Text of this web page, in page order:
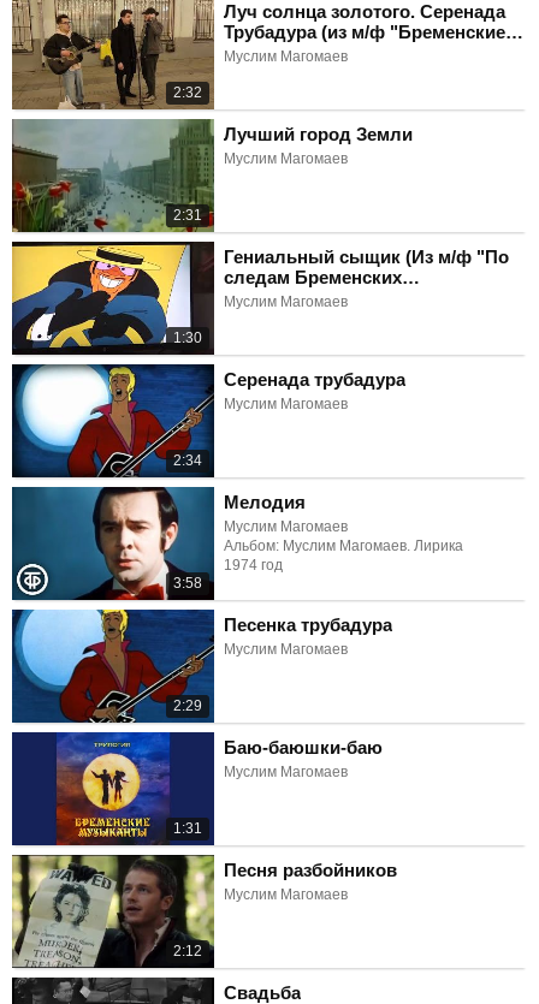
2:32
Луч солнца золотого. Серенада
Трубадура (из м/ф "Бременские
музыканты")
Муслим Магомаев
2:31
Лучший город Земли
Муслим Магомаев
1:30
Гениальный сыщик (Из м/ф "По
следам Бременских
музыкантов")
Муслим Магомаев
2:34
Серенада трубадура
Муслим Магомаев
3:58
Мелодия
Муслим Магомаев
Альбом: Муслим Магомаев. Лирика
1974 год
2:29
Песенка трубадура
Муслим Магомаев
1:31
Баю-баюшки-баю
Муслим Магомаев
2:12
Песня разбойников
Муслим Магомаев
Свадьба